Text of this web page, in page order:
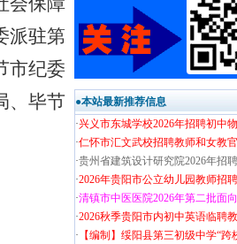
●本站最新推荐信息
·兴义市东城学校2026年招聘初中
·仁怀市汇文武校招聘教师和女教官
·贵州省建筑设计研究院2026年招
·2026年贵阳市公立幼儿园教师招
·清镇市中医医院2026年第二批面
·2026秋季贵阳市内初中英语临聘
· 【编制】绥阳县第三初级中学“跨
派驻第
市纪委
、毕节